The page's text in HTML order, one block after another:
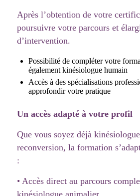
Après l’obtention de votre
poursuivre votre parcours et
d’intervention.
Possibilité de compléter votre
également kinésiologue humain
Accès à des spécialisations
approfondir votre pratique
Un accès adapté à votre profil
Que vous soyez déjà
reconversion, la formation
:
• Accès direct au parcours